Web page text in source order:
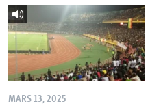
MARS 13, 2025